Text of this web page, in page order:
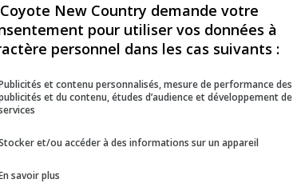
Coyote New Country demande votre
pour utiliser vos données à
personnel dans les cas suivants :
et contenu personnalisés, mesure de performance des
et du contenu, études d’audience et développement de
et/ou accéder à des informations sur un appareil
savoir plus